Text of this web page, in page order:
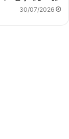
30/07/2026